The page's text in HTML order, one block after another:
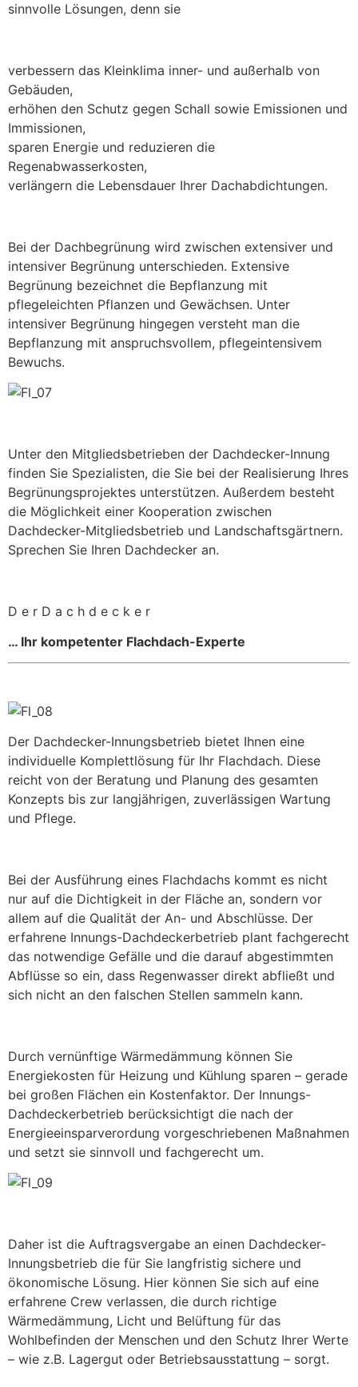
sinnvolle Lösungen, denn sie
verbessern das Kleinklima inner- und außerhalb von
Gebäuden,
erhöhen den Schutz gegen Schall sowie Emissionen und
Immissionen,
sparen Energie und reduzieren die
Regenabwasserkosten,
verlängern die Lebensdauer Ihrer Dachabdichtungen.
Bei der Dachbegrünung wird zwischen extensiver und
intensiver Begrünung unterschieden. Extensive
Begrünung bezeichnet die Bepflanzung mit
pflegeleichten Pflanzen und Gewächsen. Unter
intensiver Begrünung hingegen versteht man die
Bepflanzung mit anspruchsvollem, pflegeintensivem
Bewuchs.
Unter den Mitgliedsbetrieben der Dachdecker-Innung
finden Sie Spezialisten, die Sie bei der Realisierung Ihres
Begrünungsprojektes unterstützen. Außerdem besteht
die Möglichkeit einer Kooperation zwischen
Dachdecker-Mitgliedsbetrieb und Landschaftsgärtnern.
Sprechen Sie Ihren Dachdecker an.
D e r D a c h d e c k e r
… Ihr kompetenter Flachdach-Experte
Der Dachdecker-Innungsbetrieb bietet Ihnen eine
individuelle Komplettlösung für Ihr Flachdach. Diese
reicht von der Beratung und Planung des gesamten
Konzepts bis zur langjährigen, zuverlässigen Wartung
und Pflege.
Bei der Ausführung eines Flachdachs kommt es nicht
nur auf die Dichtigkeit in der Fläche an, sondern vor
allem auf die Qualität der An- und Abschlüsse. Der
erfahrene Innungs-Dachdeckerbetrieb plant fachgerecht
das notwendige Gefälle und die darauf abgestimmten
Abflüsse so ein, dass Regenwasser direkt abfließt und
sich nicht an den falschen Stellen sammeln kann.
Durch vernünftige Wärmedämmung können Sie
Energiekosten für Heizung und Kühlung sparen – gerade
bei großen Flächen ein Kostenfaktor. Der Innungs-
Dachdeckerbetrieb berücksichtigt die nach der
Energieeinsparverordung vorgeschriebenen Maßnahmen
und setzt sie sinnvoll und fachgerecht um.
Daher ist die Auftragsvergabe an einen Dachdecker-
Innungsbetrieb die für Sie langfristig sichere und
ökonomische Lösung. Hier können Sie sich auf eine
erfahrene Crew verlassen, die durch richtige
Wärmedämmung, Licht und Belüftung für das
Wohlbefinden der Menschen und den Schutz Ihrer Werte
– wie z.B. Lagergut oder Betriebsausstattung – sorgt.